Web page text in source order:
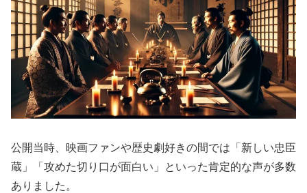
公開当時、映画ファンや歴史劇好きの間では「新しい忠臣
蔵」「攻めた切り口が面白い」といった肯定的な声が多数
ありました。